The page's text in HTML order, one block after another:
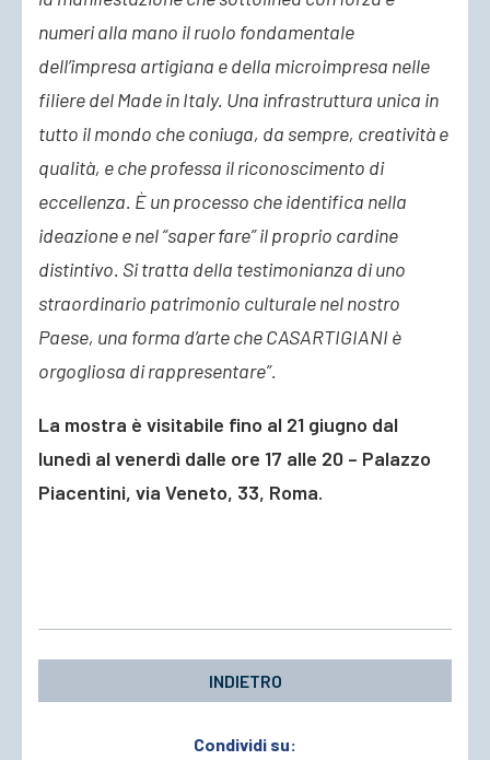
numeri alla mano il ruolo fondamentale
dell’impresa artigiana e della microimpresa nelle
filiere del Made in Italy. Una infrastruttura unica in
tutto il mondo che coniuga, da sempre, creatività e
qualità, e che professa il riconoscimento di
eccellenza. È un processo che identifica nella
ideazione e nel “saper fare” il proprio cardine
distintivo. Si tratta della testimonianza di uno
straordinario patrimonio culturale nel nostro
Paese, una forma d’arte che CASARTIGIANI è
orgogliosa di rappresentare”.
La mostra è visitabile fino al 21 giugno dal
lunedì al venerdì dalle ore 17 alle 20 – Palazzo
Piacentini, via Veneto, 33, Roma.
INDIETRO
Condividi su: